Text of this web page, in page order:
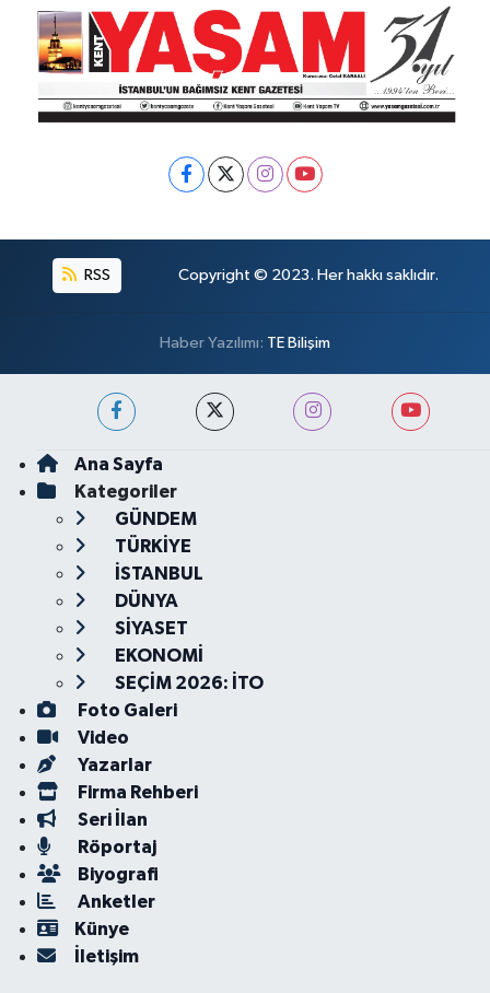
RSS Copyright © 2023. Her hakkı saklıdır.
Haber Yazılımı: TE Bilişim
Ana Sayfa
Kategoriler
GÜNDEM
TÜRKİYE
İSTANBUL
DÜNYA
SİYASET
EKONOMİ
SEÇİM 2026: İTO
Foto Galeri
Video
Yazarlar
Firma Rehberi
Seri İlan
Röportaj
Biyografi
Anketler
Künye
İletişim